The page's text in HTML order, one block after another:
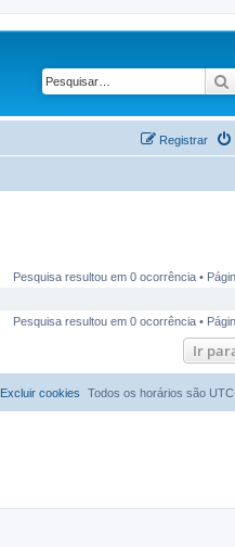
Registrar
Pesquisa resultou em 0 ocorrência •
Pesquisa resultou em 0 ocorrência •
Ir
Todos os horários são
Excluir cookies